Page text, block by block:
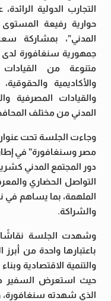
التجارب الدولية
حوارية رفيعة
المدني”، بمشاركة
جمهورية سنغافورة لدى
متنوعة من القيادات
والأكاديمية
والقيادات المصرفية
المدني من مختلف
وجاءت الجلسة تحت
مصر وسنغافورة” في
دور المجتمع المدني
التواصل الحضاري
الملهمة، بما يساهم في
والشراكة.
وشهدت الجلسة نقاشًا
باعتبارها واحدة من
والتنمية الاقتصادية
حيث استعرض السفير
الذي شهدته سنغافورة،